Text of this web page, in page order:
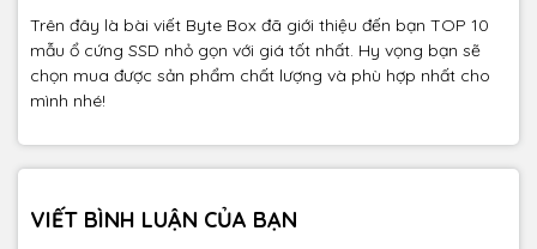
Trên đây là bài viết Byte Box đã giới thiệu đến bạn TOP 10
mẫu ổ cứng SSD nhỏ gọn với giá tốt nhất. Hy vọng bạn sẽ
chọn mua được sản phẩm chất lượng và phù hợp nhất cho
mình nhé!
VIẾT BÌNH LUẬN CỦA BẠN